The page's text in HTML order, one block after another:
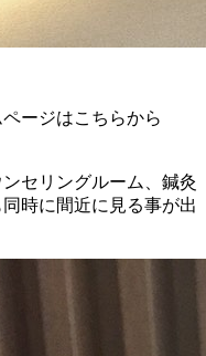
ージはこちらから
セリングルーム、鍼灸
時に間近に見る事が出